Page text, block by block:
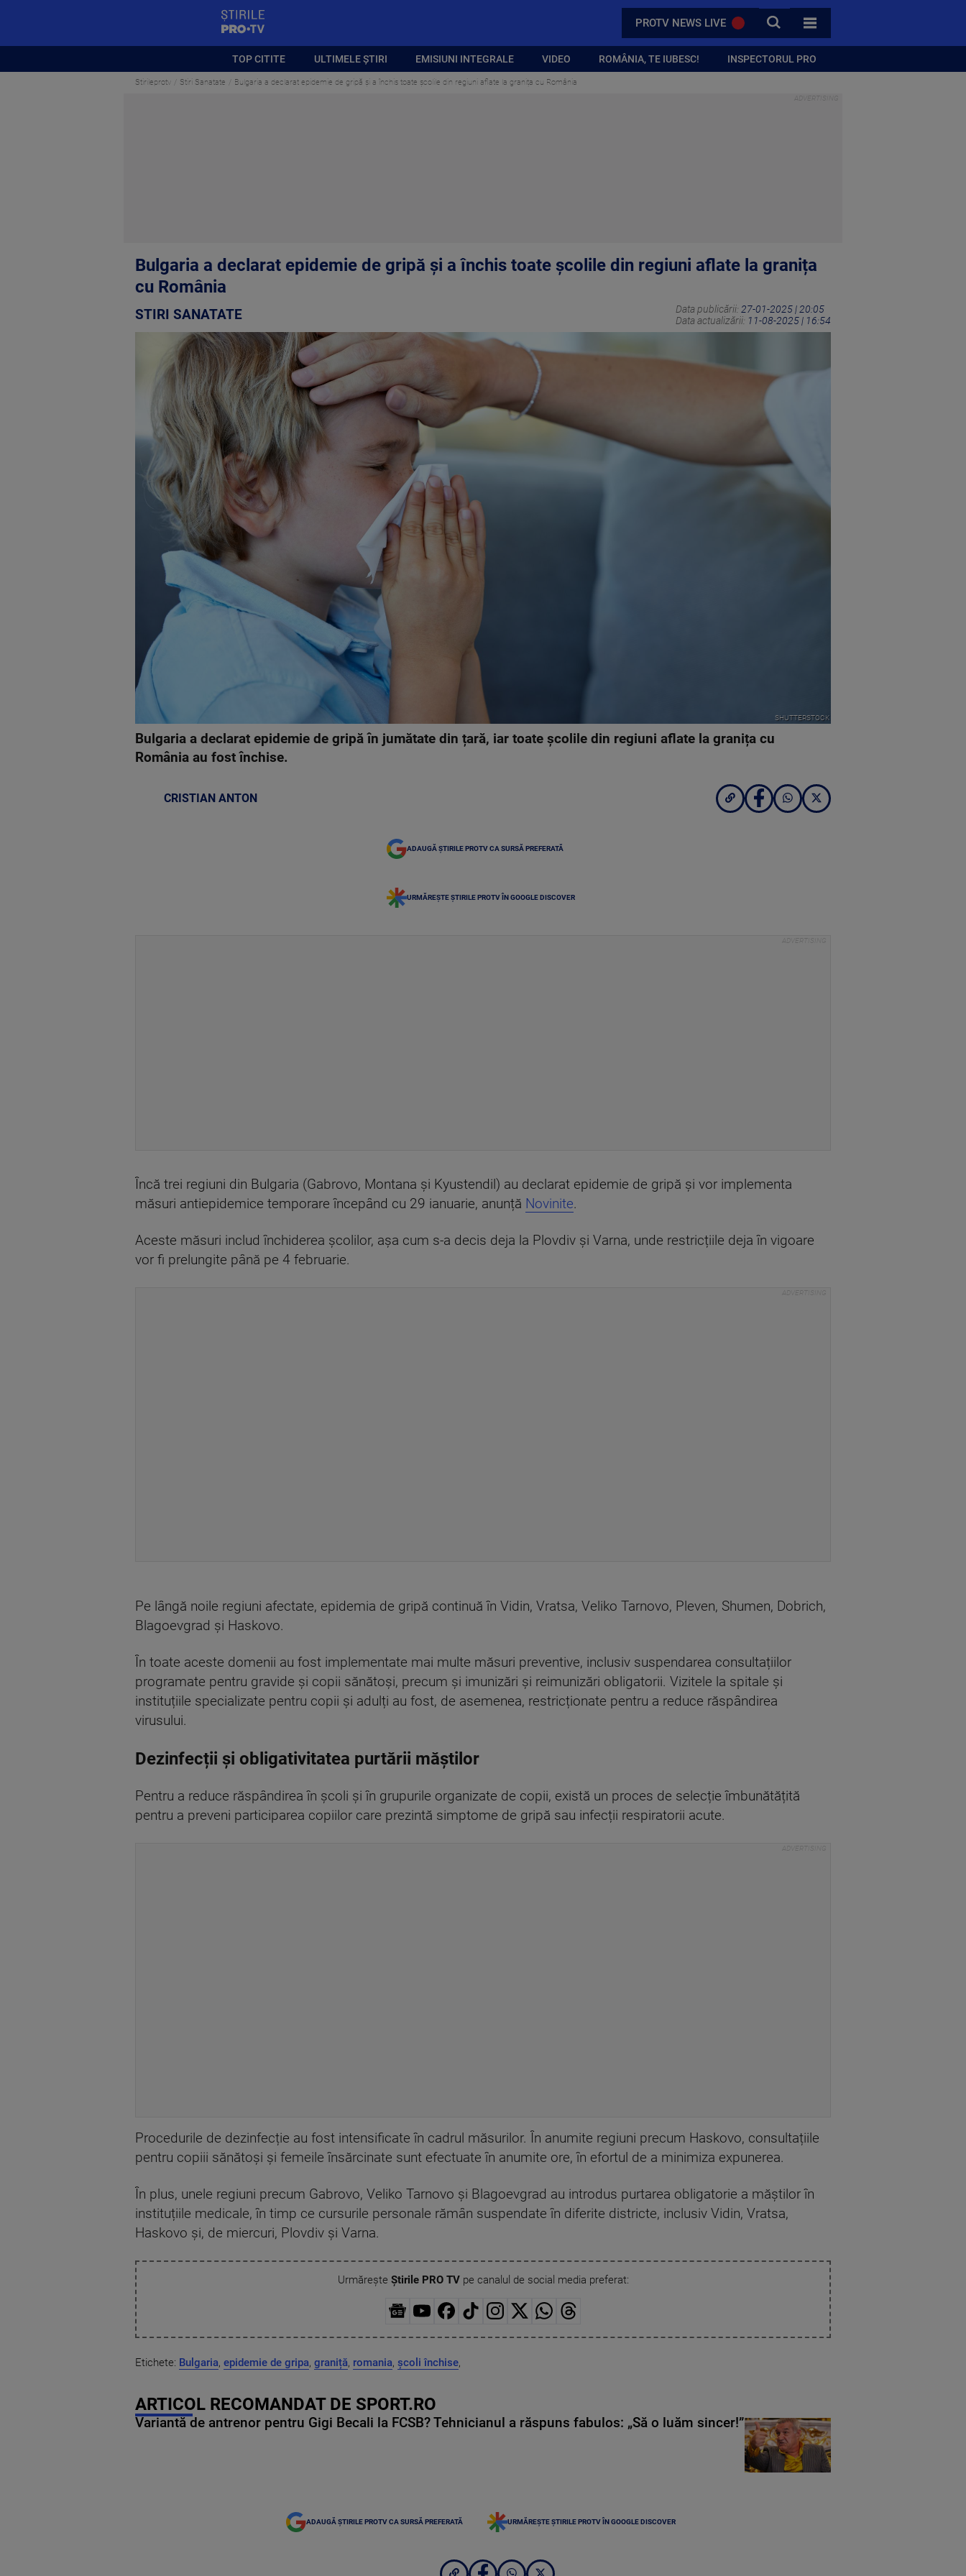
PROTV NEWS LIVE CAUTA
TOATE CATEGORIILE
TOP CITITE ULTIMELE ȘTIRI EMISIUNI INTEGRALE VIDEO ROMÂNIA, TE IUBESC! INSPECTORUL PRO
Stirileprotv Stiri Sanatate Bulgaria a declarat epidemie de gripă și a închis toate școlile din regiuni aflate la granița cu România
Bulgaria a declarat epidemie de gripă și a închis toate școlile din regiuni aflate la granița
cu România
STIRI SANATATE Data publicării: 27-01-2025 | 20:05
Data actualizării: 11-08-2025 | 16:54
SHUTTERSTOCK
Bulgaria a declarat epidemie de gripă în jumătate din țară, iar toate școlile din regiuni aflate la granița cu
România au fost închise.
CRISTIAN ANTON
ADAUGĂ ȘTIRILE PROTV CA SURSĂ PREFERATĂ
URMĂREȘTE ȘTIRILE PROTV ÎN GOOGLE DISCOVER
Încă trei regiuni din Bulgaria (Gabrovo, Montana și Kyustendil) au declarat epidemie de gripă și vor implementa
măsuri antiepidemice temporare începând cu 29 ianuarie, anunță Novinite.
Aceste măsuri includ închiderea școlilor, așa cum s-a decis deja la Plovdiv și Varna, unde restricțiile deja în vigoare
vor fi prelungite până pe 4 februarie.
Pe lângă noile regiuni afectate, epidemia de gripă continuă în Vidin, Vratsa, Veliko Tarnovo, Pleven, Shumen, Dobrich,
Blagoevgrad și Haskovo.
În toate aceste domenii au fost implementate mai multe măsuri preventive, inclusiv suspendarea consultațiilor
programate pentru gravide și copii sănătoși, precum și imunizări și reimunizări obligatorii. Vizitele la spitale și
instituțiile specializate pentru copii și adulți au fost, de asemenea, restricționate pentru a reduce răspândirea
virusului.
Dezinfecții și obligativitatea purtării măștilor
Pentru a reduce răspândirea în școli și în grupurile organizate de copii, există un proces de selecție îmbunătățită
pentru a preveni participarea copiilor care prezintă simptome de gripă sau infecții respiratorii acute.
Procedurile de dezinfecție au fost intensificate în cadrul măsurilor. În anumite regiuni precum Haskovo, consultațiile
pentru copiii sănătoși și femeile însărcinate sunt efectuate în anumite ore, în efortul de a minimiza expunerea.
În plus, unele regiuni precum Gabrovo, Veliko Tarnovo și Blagoevgrad au introdus purtarea obligatorie a măștilor în
instituțiile medicale, în timp ce cursurile personale rămân suspendate în diferite districte, inclusiv Vidin, Vratsa,
Haskovo și, de miercuri, Plovdiv și Varna.
Urmărește Știrile PRO TVpe canalul de social media preferat:
Etichete: Bulgaria, epidemie de gripa, graniță, romania, școli închise,
ARTICOL RECOMANDAT DE SPORT.RO
Variantă de antrenor pentru Gigi Becali la FCSB? Tehnicianul a răspuns fabulos: „Să o luăm sincer!”
ADAUGĂ ȘTIRILE PROTV CA SURSĂ PREFERATĂ URMĂREȘTE ȘTIRILE PROTV ÎN GOOGLE DISCOVER